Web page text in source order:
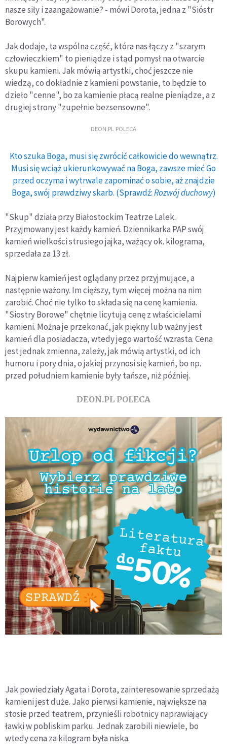
nasze siły i zaangażowanie? - mówi Dorota, jedna z "Sióstr
Borowych".
Jak dodaje, ta wspólna część, która nas łączy z "szarym
człowieczkiem" to pieniądze i stąd pomysł na otwarcie
skupu kamieni. Jak mówią artystki, choć jeszcze nie
wiedzą, co dokładnie z kamieni powstanie, to będzie to
dzieło "cenne", bo za kamienie płacą realne pieniądze, a z
drugiej strony "zupełnie bezsensowne".
DEON.PL POLECA
Kto szuka Boga, musi się zwrócić całkowicie do wewnątrz.
Musi się wciąż ukierunkowywać na Boga, zawsze mieć Go
przed oczyma i wytrwale zapominać o sobie, aż znajdzie
Boga, swój prawdziwy skarb. (Sprawdź:Rozwój duchowy)
"Skup" działa przy Białostockim Teatrze Lalek.
Przyjmowany jest każdy kamień. Dziennikarka PAP swój
kamień wielkości strusiego jajka, ważący ok. kilograma,
sprzedała za 13 zł.
Najpierw kamień jest oglądany przez przyjmujące, a
następnie ważony. Im cięższy, tym więcej można na nim
zarobić. Choć nie tylko to składa się na cenę kamienia.
"Siostry Borowe" chętnie licytują cenę z właścicielami
kamieni. Można je przekonać, jak piękny lub ważny jest
kamień dla posiadacza, wtedy jego wartość wzrasta. Cena
jest jednak zmienna, zależy, jak mówią artystki, od ich
humoru i pory dnia, o jakiej przynosi się kamień, bo np.
przed południem kamienie były tańsze, niż później.
DEON.PL POLECA
Jak powiedziały Agata i Dorota, zainteresowanie sprzedażą
kamieni jest duże. Jako pierwsi kamienie, największe na
stosie przed teatrem, przynieśli robotnicy naprawiający
ławki w pobliskim parku. Jednak zarobili niewiele, bo
wtedy cena za kilogram była niska.